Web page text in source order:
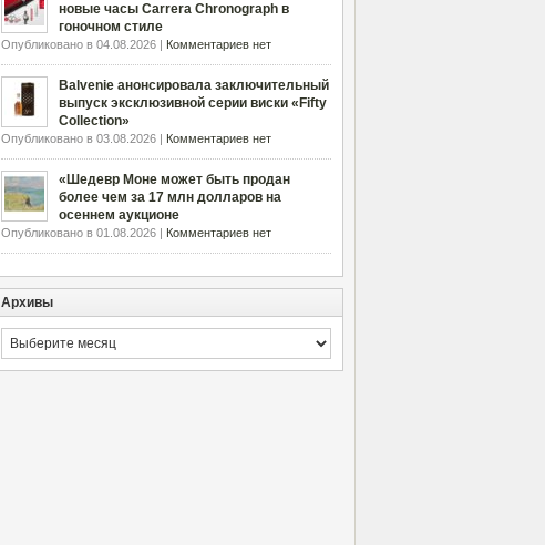
новые часы Carrera Chronograph в
гоночном стиле
Опубликовано в 04.08.2026 | Комментариев нет
Balvenie анонсировала заключительный
выпуск эксклюзивной серии виски «Fifty
Collection»
Опубликовано в 03.08.2026 | Комментариев нет
«Шедевр Моне может быть продан
более чем за 17 млн долларов на
осеннем аукционе
Опубликовано в 01.08.2026 | Комментариев нет
Архивы
Архивы